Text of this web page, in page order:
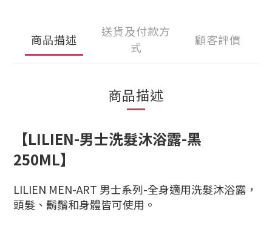
商品描述
送貨及付款方
式
顧客評價
商品描述
【LILIEN-男士洗髮沐浴露-黑
250ML】
LILIEN MEN-ART 男士系列-全身適用洗髮沐浴露，
頭髮、鬍鬚和身體皆可使用。